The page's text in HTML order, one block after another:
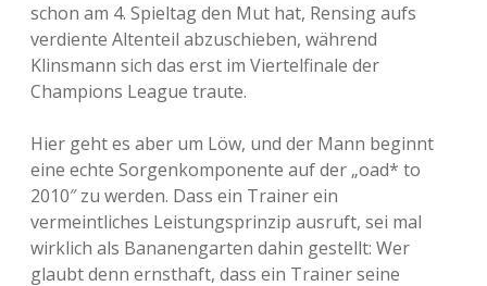
schon am 4. Spieltag den Mut hat, Rensing aufs
verdiente Altenteil abzuschieben, während
Klinsmann sich das erst im Viertelfinale der
Champions League traute.
Hier geht es aber um Löw, und der Mann beginnt
eine echte Sorgenkomponente auf der „oad* to
2010″ zu werden. Dass ein Trainer ein
vermeintliches Leistungsprinzip ausruft, sei mal
wirklich als Bananengarten dahin gestellt: Wer
glaubt denn ernsthaft, dass ein Trainer seine